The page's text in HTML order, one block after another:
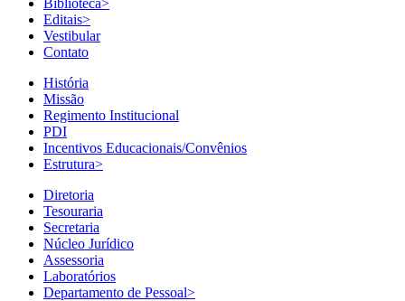
Biblioteca>
Editais>
Vestibular
Contato
História
Missão
Regimento Institucional
PDI
Incentivos Educacionais/Convênios
Estrutura>
Diretoria
Tesouraria
Secretaria
Núcleo Jurídico
Assessoria
Laboratórios
Departamento de Pessoal>